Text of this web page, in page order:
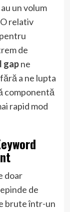
un volum
relativ
de
gapne
a ne lupta
componentă
rapid mod
doar
de
brute într-un